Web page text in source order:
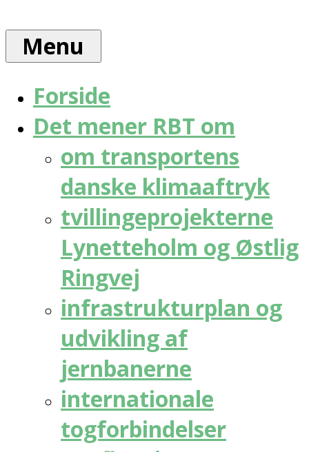
content
for
bæredygtig
trafik
Menu
Forside
Det mener RBT om
om transportens
danske klimaaftryk
tvillingeprojekterne
Lynetteholm og Østlig
Ringvej
infrastrukturplan og
udvikling af
jernbanerne
internationale
togforbindelser